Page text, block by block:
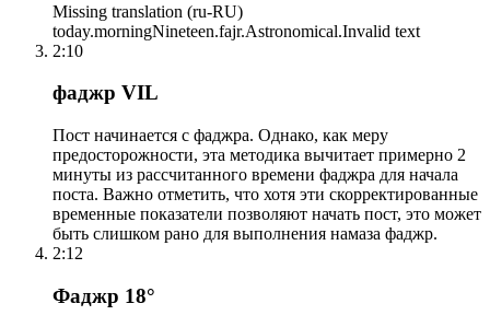
Missing translation (ru-RU)
today.morningNineteen.fajr.Astronomical.Invalid text
2:10
фаджр VIL
Пост начинается с фаджра. Однако, как меру
предосторожности, эта методика вычитает примерно 2
минуты из рассчитанного времени фаджра для начала
поста. Важно отметить, что хотя эти скорректированные
временные показатели позволяют начать пост, это может
быть слишком рано для выполнения намаза фаджр.
2:12
Фаджр 18°